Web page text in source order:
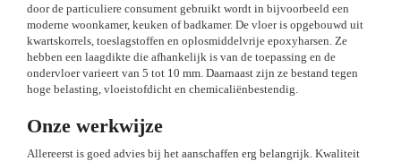
door de particuliere consument gebruikt wordt in bijvoorbeeld een
moderne woonkamer, keuken of badkamer. De vloer is opgebouwd uit
kwartskorrels, toeslagstoffen en oplosmiddelvrije epoxyharsen. Ze
hebben een laagdikte die afhankelijk is van de toepassing en de
ondervloer varieert van 5 tot 10 mm. Daarnaast zijn ze bestand tegen
hoge belasting, vloeistofdicht en chemicaliënbestendig.
Onze werkwijze
Allereerst is goed advies bij het aanschaffen erg belangrijk. Kwaliteit